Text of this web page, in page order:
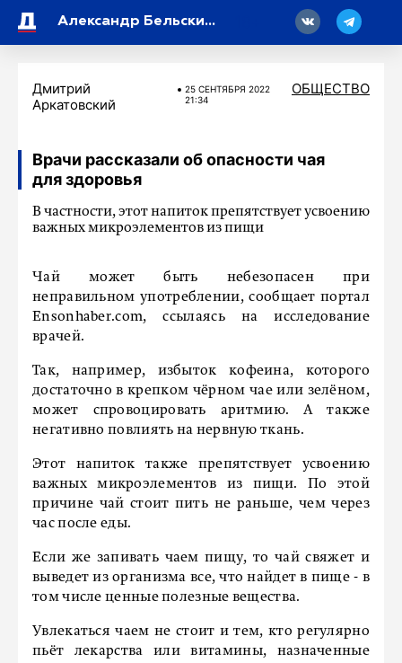
Александр Бельский прокомментировал кубковую победу «Зенита» над «Балтикой»
Дмитрий
Аркатовский
25 СЕНТЯБРЯ 2022
21:34
ОБЩЕСТВО
Врачи рассказали об опасности чая
для здоровья
В частности, этот напиток препятствует усвоению
важных микроэлементов из пищи
Чай может быть небезопасен при
неправильном употреблении, сообщает портал
Ensonhaber.com, ссылаясь на исследование
врачей.
Так, например, избыток кофеина, которого
достаточно в крепком чёрном чае или зелёном,
может спровоцировать аритмию. А также
негативно повлиять на нервную ткань.
Этот напиток также препятствует усвоению
важных микроэлементов из пищи. По этой
причине чай стоит пить не раньше, чем через
час после еды.
Если же запивать чаем пищу, то чай свяжет и
выведет из организма все, что найдет в пище - в
том числе ценные полезные вещества.
Увлекаться чаем не стоит и тем, кто регулярно
пьёт лекарства или витамины, назначенные